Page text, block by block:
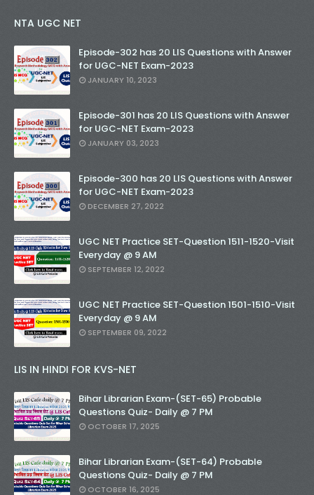
NTA UGC NET
Episode-302 has 20 LIS Questions with Answer
for UGC-NET Exam-2023
JANUARY 10, 2023
Episode-301 has 20 LIS Questions with Answer
for UGC-NET Exam-2023
JANUARY 03, 2023
Episode-300 has 20 LIS Questions with Answer
for UGC-NET Exam-2023
DECEMBER 27, 2022
UGC NET Practice SET-Question 1511-1520-Visit
Everyday @ 9 AM
SEPTEMBER 12, 2022
UGC NET Practice SET-Question 1501-1510-Visit
Everyday @ 9 AM
SEPTEMBER 09, 2022
LIS IN HINDI FOR KVS-NET
Bihar Librarian Exam-(SET-65) Probable
Questions Quiz- Daily @ 7 PM
OCTOBER 17, 2025
Bihar Librarian Exam-(SET-64) Probable
Questions Quiz- Daily @ 7 PM
OCTOBER 16, 2025